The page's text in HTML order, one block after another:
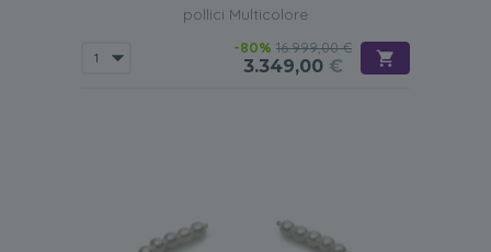
pollici Multicolore
-80% 16.999,00 €
3.349,00 €